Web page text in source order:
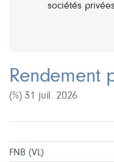
sociétés
Rendement
(%) 31 juil. 2026
FNB (VL)